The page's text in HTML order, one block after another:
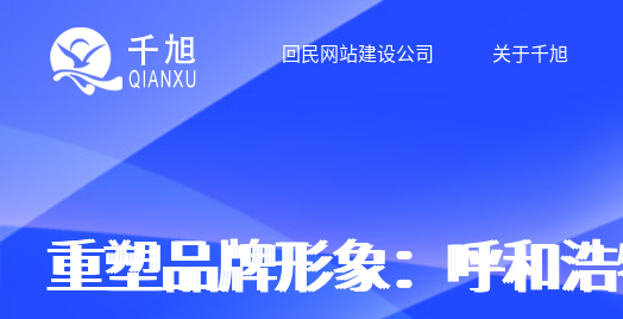
回民网站建设公司 关于千旭
重塑品牌形象：呼和